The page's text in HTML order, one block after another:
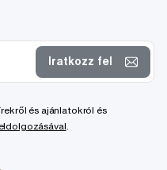
Iratkozz fel
és ajánlatokról és